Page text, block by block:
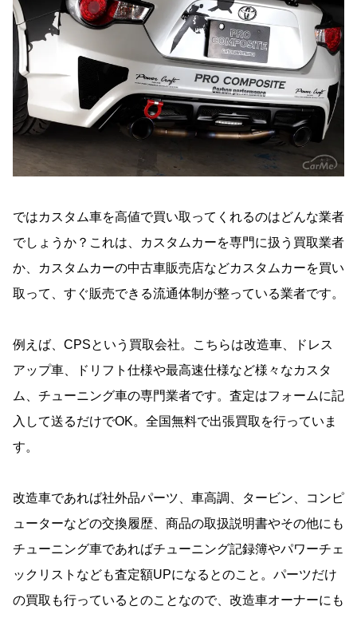
ではカスタム車を高値で買い取ってくれるのはどんな業者
でしょうか？これは、カスタムカーを専門に扱う買取業者
か、カスタムカーの中古車販売店などカスタムカーを買い
取って、すぐ販売できる流通体制が整っている業者です。
例えば、CPSという買取会社。こちらは改造車、ドレス
アップ車、ドリフト仕様や最高速仕様など様々なカスタ
ム、チューニング車の専門業者です。査定はフォームに記
入して送るだけでOK。全国無料で出張買取を行っていま
す。
改造車であれば社外品パーツ、車高調、タービン、コンピ
ューターなどの交換履歴、商品の取扱説明書やその他にも
チューニング車であればチューニング記録簿やパワーチェ
ックリストなども査定額UPになるとのこと。パーツだけ
の買取も行っているとのことなので、改造車オーナーにも